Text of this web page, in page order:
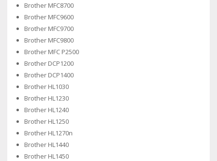
Brother MFC8700
Brother MFC9600
Brother MFC9700
Brother MFC9800
Brother MFC P2500
Brother DCP1200
Brother DCP1400
Brother HL1030
Brother HL1230
Brother HL1240
Brother HL1250
Brother HL1270n
Brother HL1440
Brother HL1450